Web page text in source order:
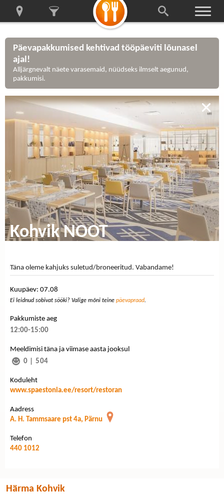
Päevapakkumised kehtivad tööpäeviti lõunasel
ajal!
Alljärgnevalt näete varasemaid, nüüdseks ilmselt aegunud,
pakkumisi.
Kohvik NOOT
Täna oleme kahjuks suletud/broneeritud. Vabandame!
Kuupäev: 07.08
Ei leidnud sobivat sööki? Valige mõni teine päevapraad.
Pakkumiste aeg
12:00-15:00
Meeldimisi täna ja viimase aasta jooksul
0
504
Koduleht
www.spaestonia.ee/resort/restoran
Aadress
A. H. Tammsaare pst 4a, Pärnu
Telefon
440 1012
Härma Kohvik